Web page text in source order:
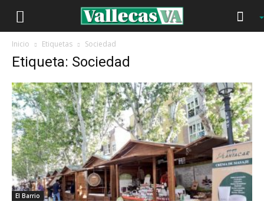
Inicio Etiquetas Sociedad
Etiqueta: Sociedad
El Barrio